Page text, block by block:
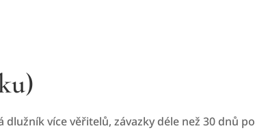
více věřitelů, závazky déle než 30 dnů po